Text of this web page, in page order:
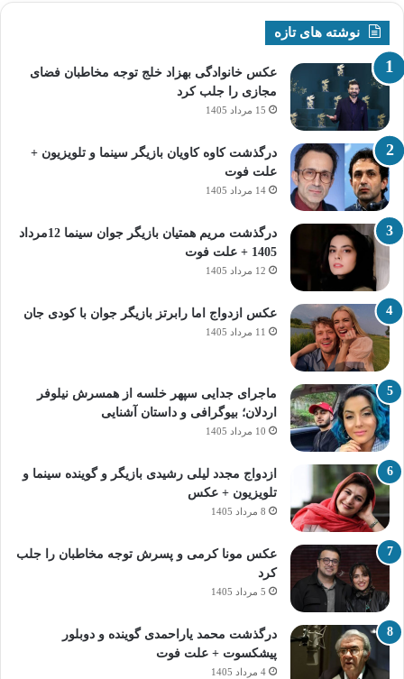
نوشته های تازه
عکس خانوادگی بهزاد خلج توجه مخاطبان فضای
مجازی را جلب کرد
15 مرداد 1405
درگذشت کاوه کاویان بازیگر سینما و تلویزیون +
علت فوت
14 مرداد 1405
درگذشت مریم همتیان بازیگر جوان سینما 12مرداد
1405 + علت فوت
12 مرداد 1405
عکس ازدواج اما رابرتز بازیگر جوان با کودی جان
11 مرداد 1405
ماجرای جدایی سپهر خلسه از همسرش نیلوفر
اردلان؛ بیوگرافی و داستان آشنایی
10 مرداد 1405
ازدواج مجدد لیلی رشیدی بازیگر و گوینده سینما و
تلویزیون + عکس
8 مرداد 1405
عکس مونا کرمی و پسرش توجه مخاطبان را جلب
کرد
5 مرداد 1405
درگذشت محمد یاراحمدی گوینده و دوبلور
پیشکسوت + علت فوت
4 مرداد 1405